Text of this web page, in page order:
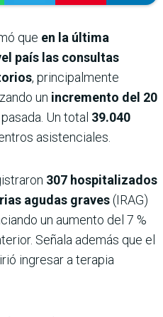
que en la última
país las consultas
, principalmente
un incremento del 20
Un total 39.040
asistenciales.
307 hospitalizados
agudas graves(IRAG)
un aumento del 7 %
Señala además que el
ingresar a terapia